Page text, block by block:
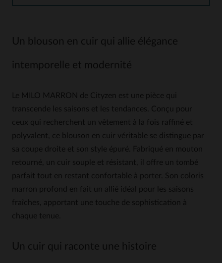
Un blouson en cuir qui allie élégance
intemporelle et modernité
Le MILO MARRON de Cityzen est une pièce qui
transcende les saisons et les tendances. Conçu pour
ceux qui recherchent un vêtement à la fois raffiné et
polyvalent, ce blouson en cuir véritable se distingue par
sa coupe droite et son style épuré. Fabriqué en mouton
retourné, un cuir souple et résistant, il offre un tombé
parfait tout en restant confortable à porter. Son coloris
marron profond en fait un allié idéal pour les saisons
fraîches, apportant une touche de sophistication à
chaque tenue.
Un cuir qui raconte une histoire